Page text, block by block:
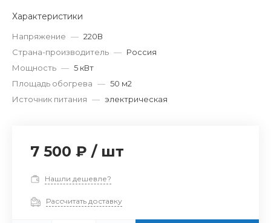
Характеристики
Напряжение — 220В
Страна-производитель — Россия
Мощность — 5 кВт
Площадь обогрева — 50 м2
Источник питания — электрическая
7 500 ₽ / шт
Нашли дешевле?
Рассчитать доставку